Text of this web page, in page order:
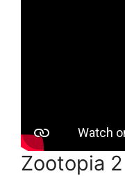
Zootopia 2